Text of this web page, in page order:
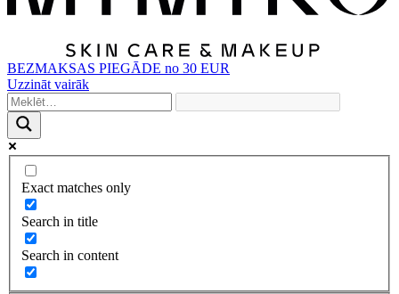
BEZMAKSAS PIEGĀDE no 30 EUR
Uzzināt vairāk
Exact matches only
Search in title
Search in content